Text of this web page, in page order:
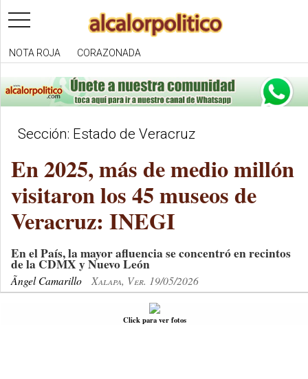
toggle
navigation
NOTA ROJA CORAZONADA
Sección: Estado de Veracruz
En 2025, más de medio millón
visitaron los 45 museos de
Veracruz: INEGI
En el País, la mayor afluencia se concentró en recintos
de la CDMX y Nuevo León
Ãngel Camarillo Xalapa, Ver. 19/05/2026
Click para ver fotos